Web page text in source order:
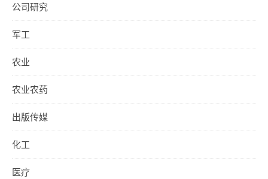
公司研究
军工
农业
农业农药
出版传媒
化工
医疗